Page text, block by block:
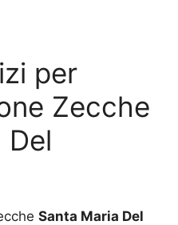
per
Zecche
Del
Santa Maria Del